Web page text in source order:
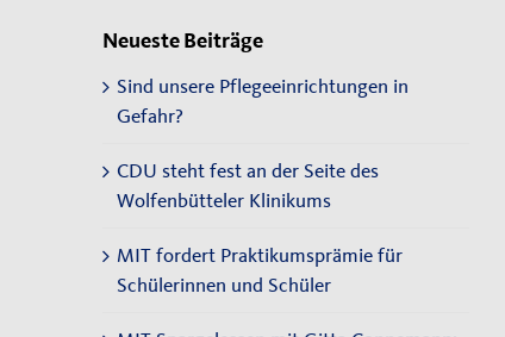
Neueste Beiträge
Sind unsere Pflegeeinrichtungen in
Gefahr?
CDU steht fest an der Seite des
Wolfenbütteler Klinikums
MIT fordert Praktikumsprämie für
Schülerinnen und Schüler